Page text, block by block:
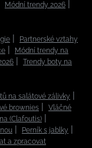
Módní trendy 2026
Partnerské vztahy
Módní trendy na
Trendy boty na
na salátové zálivky
brownies
Vláčné
(Clafoutis)
Perník s jablky
a zpracovat